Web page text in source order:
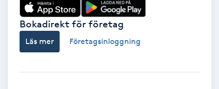
Brynfärgning
Brynplockning
Bokadirekt för företag
Läs mer Företagsinloggning